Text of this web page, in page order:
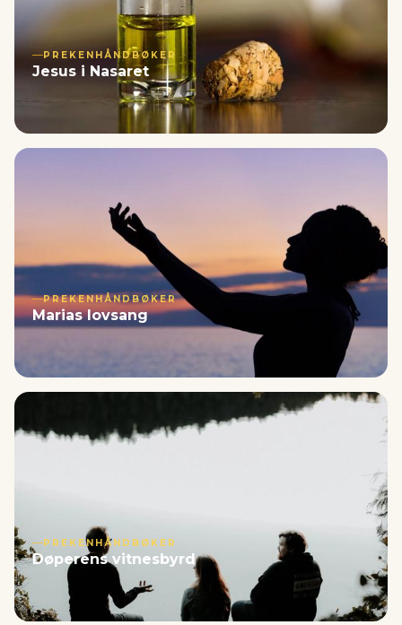
PREKENHÅNDBØKER
Jesus i Nasaret
PREKENHÅNDBØKER
Marias lovsang
PREKENHÅNDBØKER
Døperens vitnesbyrd